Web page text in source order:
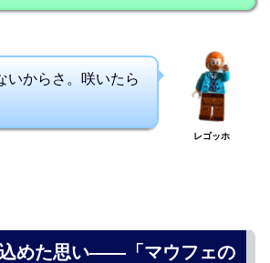
いからさ。咲いたら
レゴッホ
めた思い――「マウフェの